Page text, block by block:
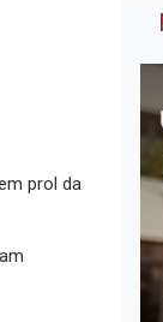
prol da